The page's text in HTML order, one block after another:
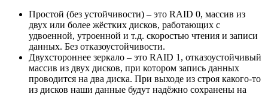
Простой (без устойчивости) – это RAID 0, массив из
двух или более жёстких дисков, работающих с
удвоенной, утроенной и т.д. скоростью чтения и записи
данных. Без отказоустойчивости.
Двухстороннее зеркало – это RAID 1, отказоустойчивый
массив из двух дисков, при котором запись данных
проводится на два диска. При выходе из строя какого-то
из дисков наши данные будут надёжно сохранены на